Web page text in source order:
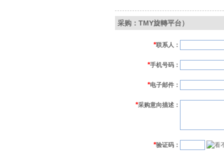
采购：TMY旋轉平台）
*联系人：
*手机号码：
*电子邮件：
*采购意向描述：
*验证码：